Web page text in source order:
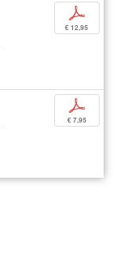
p
€ 12,95
p
€ 7,95